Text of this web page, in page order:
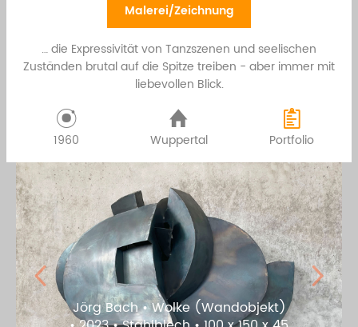
Malerei/Zeichnung
… die Expressivität von Tanzszenen und seelischen
Zuständen brutal auf die Spitze treiben - aber immer mit
liebevollen Blick.
1960 Wuppertal Portfolio
Eberhard Bitter • Ausgestreckt •
Previous Next